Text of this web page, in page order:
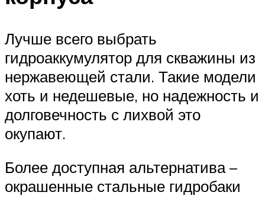
Лучше всего выбрать
гидроаккумулятор для скважины из
нержавеющей стали. Такие модели
хоть и недешевые, но надежность и
долговечность с лихвой это
окупают.
Более доступная альтернатива –
окрашенные стальные гидробаки